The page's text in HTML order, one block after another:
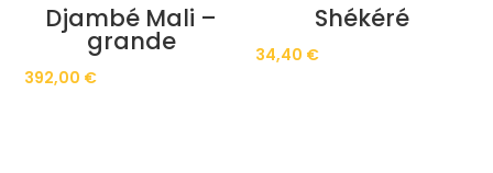
Djambé Mali –
grande
392,00 €
Shékéré
34,40 €